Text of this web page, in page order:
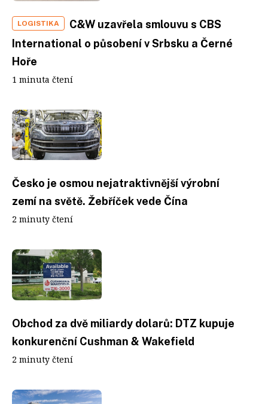
LOGISTIKA
C&W uzavřela smlouvu s CBS
International o působení v Srbsku a Černé
Hoře
1 minuta čtení
Česko je osmou nejatraktivnější výrobní
zemí na světě. Žebříček vede Čína
2 minuty čtení
Obchod za dvě miliardy dolarů: DTZ kupuje
konkurenční Cushman & Wakefield
2 minuty čtení